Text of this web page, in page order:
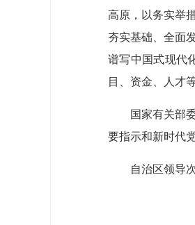
高原，以务实举
夯实基础、全面
谱写中国式现代
目、资金、人才
国家有关部
要指示和新时代
自治区领导